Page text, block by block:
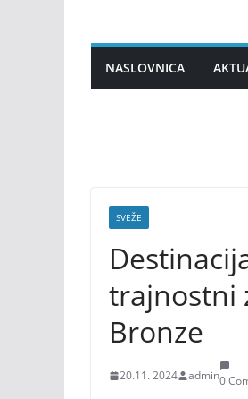
contentNASLOVNICA
SVEŽE
trajnostni
Bronze
20.11. 2024 admin0